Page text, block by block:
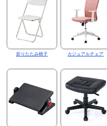
折りたたみ椅子 カジュアルチェア